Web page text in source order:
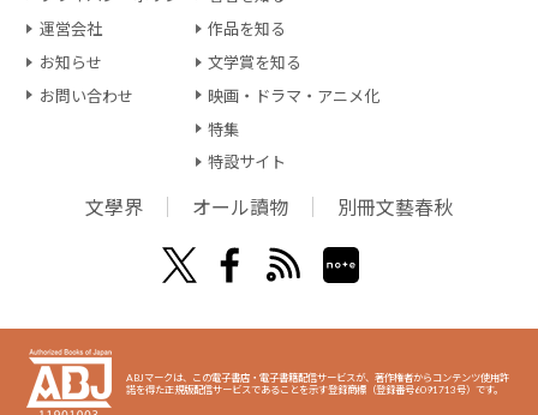
運営会社
お知らせ
お問い合わせ
作品を知る
文学賞を知る
映画・ドラマ・アニメ化
特集
特設サイト
文學界 オール讀物 別冊文藝春秋
ABJマークは、この電子書店・電子書籍配信サービスが、著作権者からコンテンツ使用許
諾を得た正規版配信サービスであることを示す登録商標（登録番号6091713号）です。